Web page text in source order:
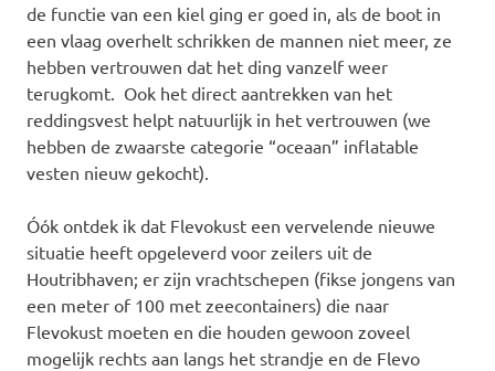
de functie van een kiel ging er goed in, als de boot in
een vlaag overhelt schrikken de mannen niet meer, ze
hebben vertrouwen dat het ding vanzelf weer
terugkomt. Ook het direct aantrekken van het
reddingsvest helpt natuurlijk in het vertrouwen (we
hebben de zwaarste categorie “oceaan” inflatable
vesten nieuw gekocht).
Óók ontdek ik dat Flevokust een vervelende nieuwe
situatie heeft opgeleverd voor zeilers uit de
Houtribhaven; er zijn vrachtschepen (fikse jongens van
een meter of 100 met zeecontainers) die naar
Flevokust moeten en die houden gewoon zoveel
mogelijk rechts aan langs het strandje en de Flevo